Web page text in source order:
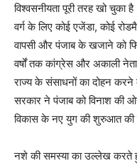
विश्वसनीयता पूरी तरह खो
वर्ग के लिए कोई एजेंडा, कोई
वापसी और पंजाब के खजाने को
वर्षों तक कांग्रेस और अकाली
राज्य के संसाधनों का दोहन करने
सरकार ने पंजाब को विनाश की
विकास के नए युग की शुरुआत की
नशे की समस्या का उल्लेख करते